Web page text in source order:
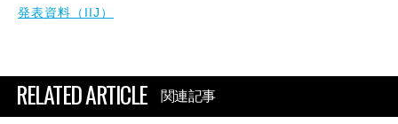
発表資料（IIJ）
RELATED ARTICLE 関連記事